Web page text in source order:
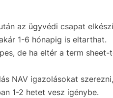
az ügyvédi csapat
1-6 hónapig is eltarthat.
de ha eltér a term
NAV igazolásokat
1-2 hetet vesz igénybe.